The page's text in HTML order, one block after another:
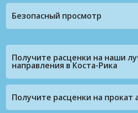
Безопасный просмотр
Получите расценки на наши
направления в Коста-Рика
Получите расценки на прокат